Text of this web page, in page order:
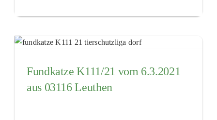
Fundkatze K111/21 vom 6.3.2021
aus 03116 Leuthen